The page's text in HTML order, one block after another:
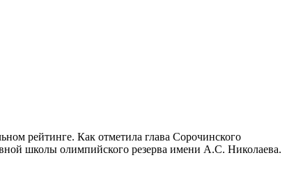
рейтинге. Как отметила глава Сорочинского
школы олимпийского резерва имени А.С. Николаева.